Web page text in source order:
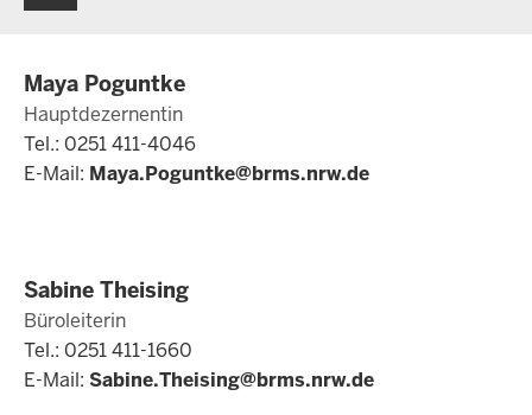
Maya Poguntke
Hauptdezernentin
Tel.: 0251 411-4046
E-Mail: Maya.Poguntke@brms.nrw.de
Sabine Theising
Büroleiterin
Tel.: 0251 411-1660
E-Mail: Sabine.Theising@brms.nrw.de